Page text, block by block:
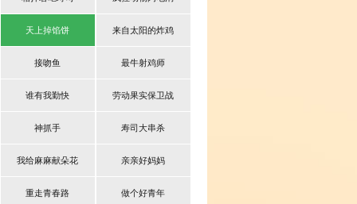
天上掉馅饼 来自太阳的炸鸡
接吻鱼 最牛射鸡师
谁有我勤快 劳动果实保卫战
神抓手 寿司大串杀
我给麻麻献朵花 亲亲好妈妈
重走青春路 做个好青年